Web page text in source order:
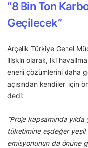
“8 Bin Ton
Geçilecek”
Arçelik Türkiye Genel
ilişkin olarak, iki
enerji çözümlerini daha
açısından kendileri için
dedi:
“Proje kapsamında
tüketimine eşdeğer
emisyonunun da önüne